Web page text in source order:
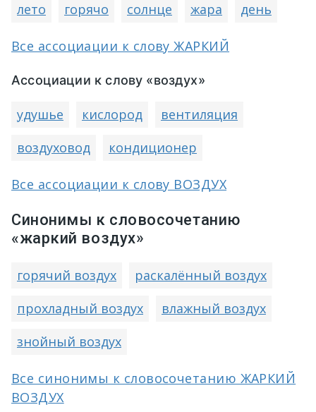
лето горячо солнце жара день
Все ассоциации к слову ЖАРКИЙ
Ассоциации к слову «воздух»
удушье кислород
вентиляция
воздуховод
кондиционер
Все ассоциации к слову ВОЗДУХ
Синонимы к словосочетанию
«жаркий воздух»
горячий воздух
раскалённый воздух
прохладный воздух
влажный воздух
знойный воздух
Все синонимы к словосочетанию ЖАРКИЙ
ВОЗДУХ